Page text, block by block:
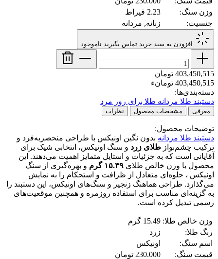
وزن سنگ:
2.23 قیراط
جنسیت:
زنانه, مردانه
افزودن به سبد خرید تماس بگیرید ناموجود
403,450,515 تومان
403,450,515 تومانء
دسته‌بندی‌ها:
دستبند طلا مردانه طلا برای روز مرد
معرفی مشخصات محصول نظرات
توضیحات محصول:
دستبند طلا مردانه بدون نگین اونیکس با طراحی منحصربه‌فرد و
ترکیب چشم‌نواز طلای زرد و سنگ اونیکس، انتخابی شیک برای
آقایانی است که به جزئیات و استایل متمایز اهمیت می‌دهند. این
محصول با وزن خالص طلای ۱۵.۴۹ گرم
و بهره‌گیری از سنگ
اونیکس ، جلوه‌ای متعادل از ظرافت و استحکام را به نمایش
می‌گذارد. طراحی هماهنگ زنجیر و سنگ‌های اونیکس، این دستبند را
به گزینه‌ای مناسب برای استفاده روزمره و همچنین موقعیت‌های
رسمی تبدیل کرده است.
وزن خالص طلا: 15.49 گرم
رنگ طلا:
زرد
اسم سنگ:
اونیکس
قیمت سنگ:
230.000 تومان